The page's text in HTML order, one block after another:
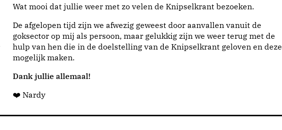
Wat mooi dat jullie weer met zo velen de Knipselkrant bezoeken.
De afgelopen tijd zijn we afwezig geweest door aanvallen vanuit de
goksector op mij als persoon, maar gelukkig zijn we weer terug met de
hulp van hen die in de doelstelling van de Knipselkrant geloven en deze
mogelijk maken.
Dank jullie allemaal!
❤️ Nardy